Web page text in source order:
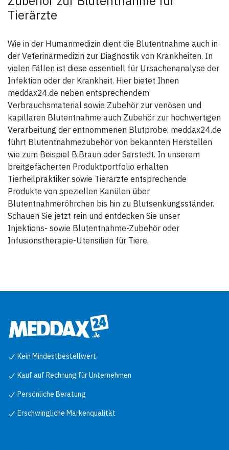
Tierärzte
Wie in der Humanmedizin dient die Blutentnahme auch in
der Veterinärmedizin zur Diagnostik von Krankheiten. In
vielen Fällen ist diese essentiell für Ursachenanalyse der
Infektion oder der Krankheit. Hier bietet Ihnen
meddax24.de neben entsprechendem
Verbrauchsmaterial sowie Zubehör zur venösen und
kapillaren Blutentnahme auch Zubehör zur hochwertigen
Verarbeitung der entnommenen Blutprobe. meddax24.de
führt Blutentnahmezubehör von bekannten Herstellen
wie zum Beispiel B.Braun oder Sarstedt. In unserem
breitgefächerten Produktportfolio erhalten
Tierheilpraktiker sowie Tierärzte entsprechende
Produkte von speziellen Kanülen über
Blutentnahmeröhrchen bis hin zu Blutsenkungsständer.
Schauen Sie jetzt rein und entdecken Sie unser
Injektions- sowie Blutentnahme-Zubehör oder
Infusionstherapie-Utensilien für Tiere.
Kein Mindestbestellwert
Kauf auf Rechnung für Unternehmen
Persönliche Beratung
Erschwingliche Markenqualität